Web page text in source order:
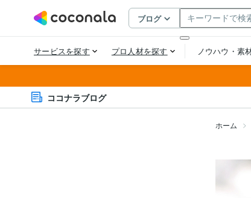
ココナラブログ
ホーム